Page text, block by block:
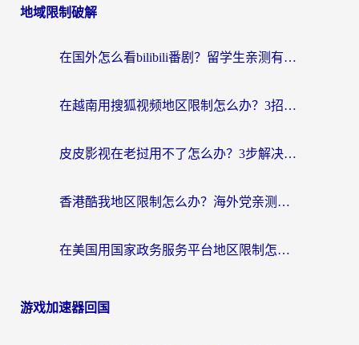
地域限制破解
在国外怎么看bilibili番剧？留学生亲测有效的地域限制突破指南（附酷我酷狗音乐解决方法）
在越南用搜狐视频地区限制怎么办？3招解决海外看国内剧难题（附西瓜视频CCTV观看技巧）
皮皮影视在老挝用不了怎么办？3步解决海外看国内影视&财经的痛点
香港酷我地区限制怎么办？海外党亲测有效的回国加速方案来了
在美国用国家政务服务平台地区限制怎么办？海外华人必备的突破攻略（附追剧看片技巧）
游戏加速器回国